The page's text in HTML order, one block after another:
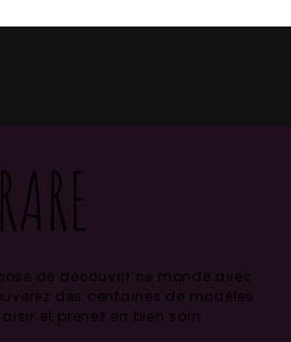
de découvrir ce monde avec
des centaines de modèles
et prenez en bien soin .